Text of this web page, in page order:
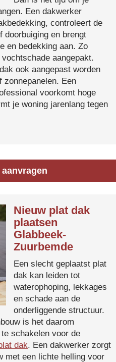
Een dakwerker
controleert de
doorbuiging en brengt
en bedekking aan. Zo
aangepakt.
ook aangepast worden
Een
voorkomt hoge
je woning jarenlang tegen
Nieuw plat dak
plaatsen
Glabbeek-
Zuurbemde
Een slecht geplaatst plat
dak kan leiden tot
waterophoping, lekkages
en schade aan de
onderliggende structuur.
is het daarom
schakelen voor de
dak. Een dakwerker zorgt
met een lichte helling voor